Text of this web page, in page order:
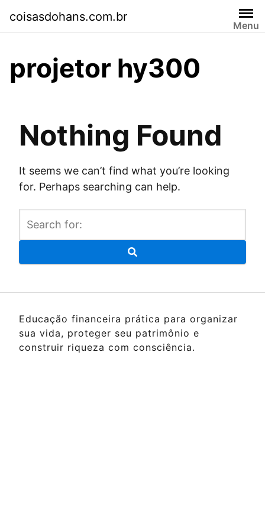
content
coisasdohans.com.br
Menu
projetor hy300
Nothing Found
It seems we can’t find what you’re looking
for. Perhaps searching can help.
Educação financeira prática para organizar
sua vida, proteger seu patrimônio e
construir riqueza com consciência.